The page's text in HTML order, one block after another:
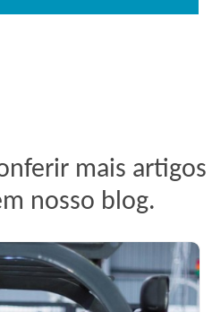
mais artigos
nosso blog.